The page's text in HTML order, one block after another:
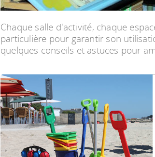
Chaque salle d'activité, chaque
particulière pour garantir son
quelques conseils et astuces pour